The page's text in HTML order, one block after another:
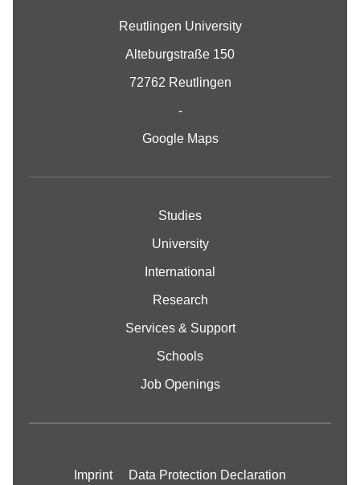
Reutlingen University
Alteburgstraße 150
72762 Reutlingen
-
Google Maps
Studies
University
International
Research
Services & Support
Schools
Job Openings
Imprint Data Protection Declaration